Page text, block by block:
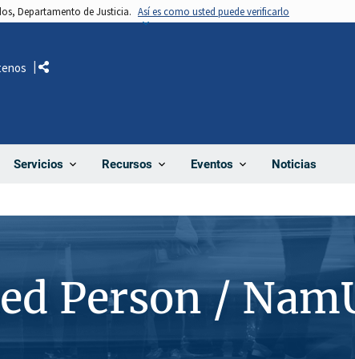
Departamento de Justicia. Así es como usted puede verificarlo
Servicios Recursos Eventos Noticias
Comparte
Person /